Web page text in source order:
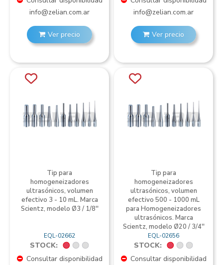
info@zelian.com.ar
Ver precio
info@zelian.com.ar
Ver precio
Tip para
homogeneizadores
ultrasónicos, volumen
efectivo 3 - 10 mL. Marca
Scientz, modelo Ø3 / 1/8''
EQL-02662
STOCK:
Consultar disponibilidad
Tip para
homogeneizadores
ultrasónicos, volumen
efectivo 500 - 1000 mL
para Homogeneizadores
ultrasónicos. Marca
Scientz, modelo Ø20 / 3/4''
EQL-02656
STOCK:
Consultar disponibilidad